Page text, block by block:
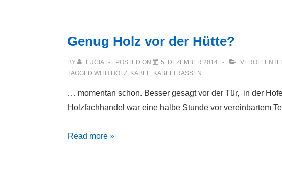
Genug Holz vor der Hütte?
BY LUCIA POSTED ON 5. DEZEMBER 2014
TAGGED WITH HOLZ, KABEL, KABELTRASSEN
… momentan schon. Besser gesagt vor der Tür, in der
Holzfachhandel war eine halbe Stunde vor vereinbartem
Genug
Read more »